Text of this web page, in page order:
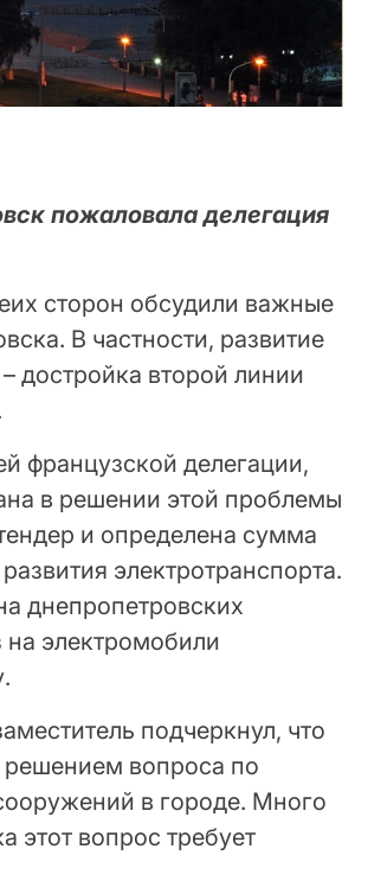
пожаловала делегация
сторон обсудили важные
В частности, развитие
достройка второй линии
французской делегации,
в решении этой проблемы
и определена сумма
электротранспорта.
днепропетровских
на электромобили
подчеркнул, что
решением вопроса по
в городе. Много
этот вопрос требует